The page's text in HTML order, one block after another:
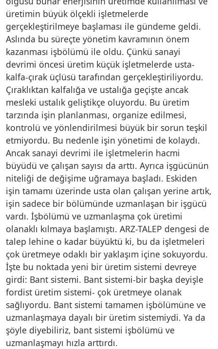
üretimin büyük ölçekli işletmelerde
gerçekleştirilmeye başlaması ile gündeme geldi.
Aslında bu süreçte yönetim kavramının önem
kazanması işbölümü ile oldu. Çünkü sanayi
devrimi öncesi üretim küçük işletmelerde usta-
kalfa-çırak üçlüsü tarafından gerçekleştiriliyordu.
Çıraklıktan kalfalığa ve ustalığa geçişte ancak
mesleki ustalık geliştikçe oluyordu. Bu üretim
tarzında işin planlanması, organize edilmesi,
kontrolü ve yönlendirilmesi büyük bir sorun teşkil
etmiyordu. Bu nedenle işin yönetimi de kolaydı.
Ancak sanayi devrimi ile işletmelerin hacmi
büyüdü ve çalışan sayısı da arttı. Ayrıca işgücünün
niteliği de değişime uğramaya başladı. Eskiden
işin tamamı üzerinde usta olan çalışan yerine artık,
işin sadece bir bölümünde uzmanlaşan bir işgücü
vardı. İşbölümü ve uzmanlaşma çok üretimi
olanaklı kılmaya başlamıştı. ARZ-TALEP dengesi de
talep lehine o kadar büyüktü ki, bu da işletmeleri
çok üretmeye odaklı bir yaklaşım içine sokuyordu.
İşte bu noktada yeni bir üretim sistemi devreye
girdi: Bant sistemi. Bant sistemi-bir başka deyişle
fordist üretim sistemi- çok üretmeye olanak
sağlıyordu. Bant sistemi tamamen işbölümüne ve
uzmanlaşmaya dayalı bir üretim sistemiydi. Ya da
şöyle diyebiliriz, bant sistemi işbölümü ve
uzmanlaşmayı hızla arttırdı.